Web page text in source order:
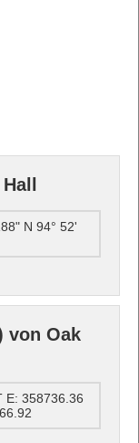
N 94° 52'
von Oak
E: 358736.36